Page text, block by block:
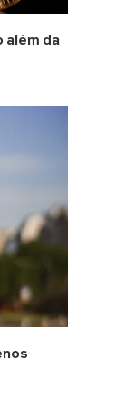
além da